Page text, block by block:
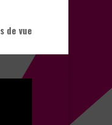
de vue